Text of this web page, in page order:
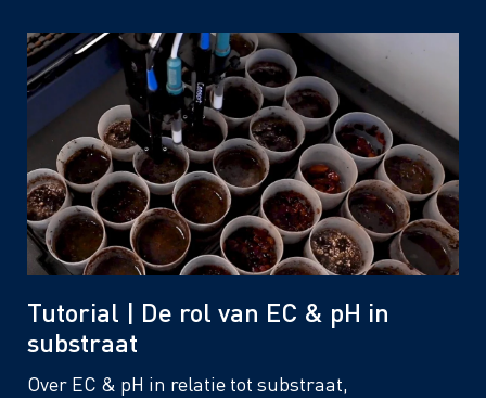
Tutorial | De rol van EC & pH in
substraat
Over EC & pH in relatie tot substraat,